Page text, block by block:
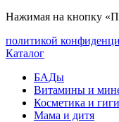
Нажимая на кнопку
политикой
Каталог
БАДы
Витамины и
Косметика и
Мама и дитя